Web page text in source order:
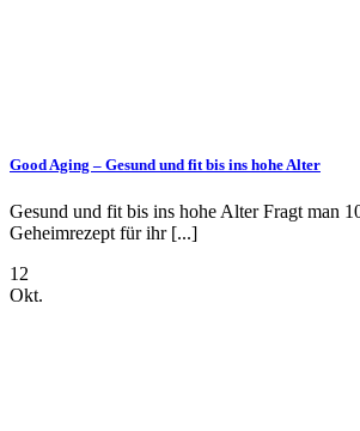
Good Aging – Gesund und fit bis ins hohe Alter
Gesund und fit bis ins hohe Alter Fragt man
Geheimrezept für ihr [...]
12
Okt.